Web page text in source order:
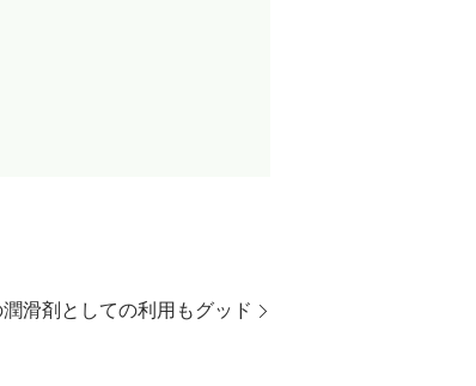
滑剤としての利用もグッド